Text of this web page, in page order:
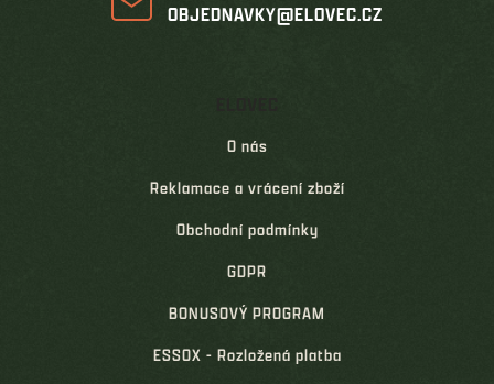
OBJEDNAVKY@ELOVEC.CZ
O nás
Reklamace a vrácení zboží
Obchodní podmínky
GDPR
BONUSOVÝ PROGRAM
ESSOX - Rozložená platba